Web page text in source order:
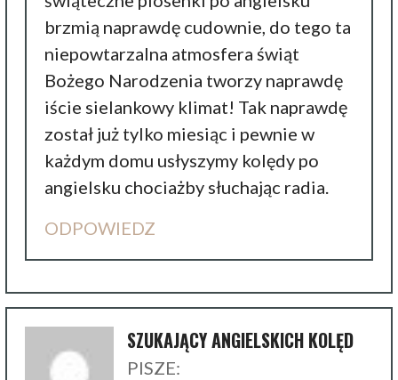
brzmią naprawdę cudownie, do tego ta
niepowtarzalna atmosfera świąt
Bożego Narodzenia tworzy naprawdę
iście sielankowy klimat! Tak naprawdę
został już tylko miesiąc i pewnie w
każdym domu usłyszymy kolędy po
angielsku chociażby słuchając radia.
ODPOWIEDZ
SZUKAJĄCY ANGIELSKICH KOLĘD
PISZE: